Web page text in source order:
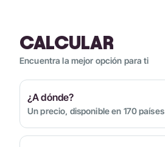
CALCULAR
Encuentra la mejor opción para ti
¿A dónde?
Un precio, disponible en 170 países